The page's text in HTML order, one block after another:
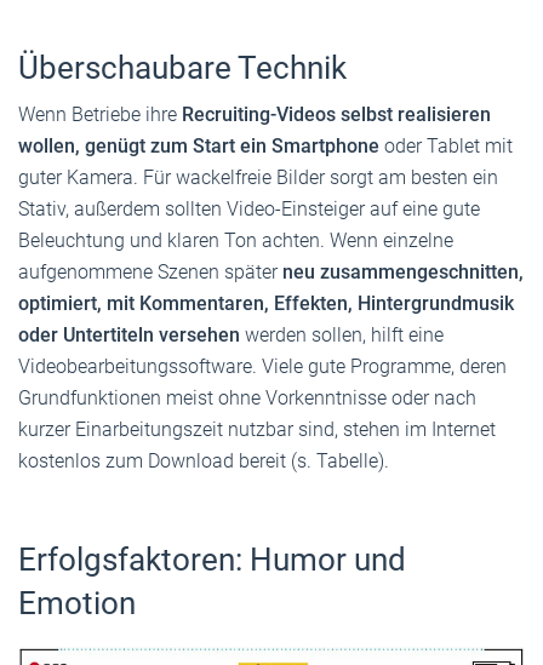
Überschaubare Technik
Wenn Betriebe ihre Recruiting-Videos selbst realisieren
wollen, genügt zum Start ein Smartphone oder Tablet mit
guter Kamera. Für wackelfreie Bilder sorgt am besten ein
Stativ, außerdem sollten Video-Einsteiger auf eine gute
Beleuchtung und klaren Ton achten. Wenn einzelne
aufgenommene Szenen später neu zusammengeschnitten,
optimiert, mit Kommentaren, Effekten, Hintergrundmusik
oder Untertiteln versehen werden sollen, hilft eine
Videobearbeitungssoftware. Viele gute Programme, deren
Grundfunktionen meist ohne Vorkenntnisse oder nach
kurzer Einarbeitungszeit nutzbar sind, stehen im Internet
kostenlos zum Download bereit (s. Tabelle).
Erfolgsfaktoren: Humor und
Emotion